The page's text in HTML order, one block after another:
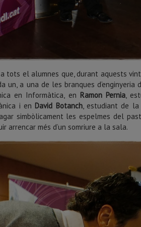
tots el alumnes que, durant aquests
un, a una de les branques d’enginyeria
en Informàtica, en Ramon Pernia,
i en David Botanch, estudiant de la
simbòlicament les espelmes del
arrencar més d’un somriure a la sala.